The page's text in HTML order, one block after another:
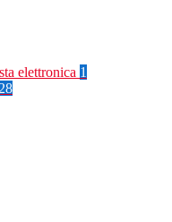
elettronica 1
28